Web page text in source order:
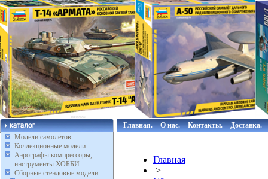
Модели самолётов.
Коллекционные модели
Аэрографы компрессоры,
инструменты ХОББИ.
Сборные стендовые модели.
Главная. О нас. Контакты. Доставка.
Главная
>